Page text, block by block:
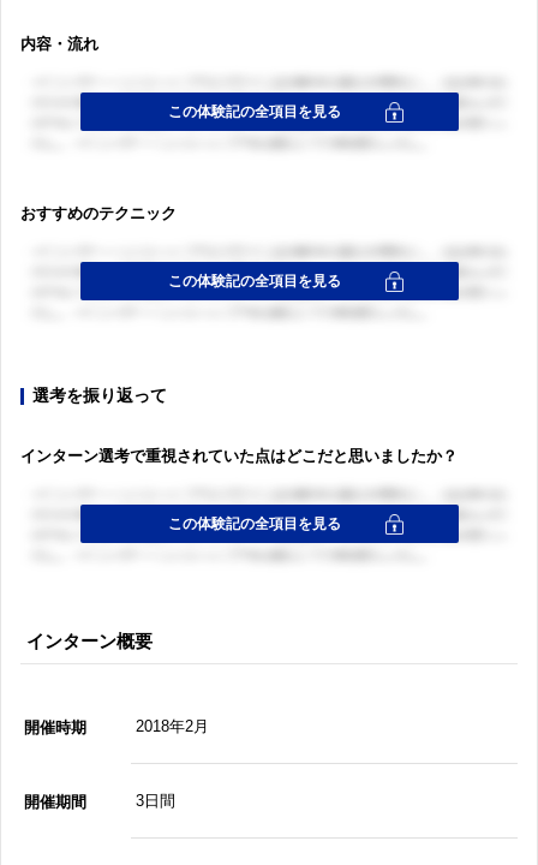
内容・流れ
おすすめのテクニック
選考を振り返って
インターン選考で重視されていた点はどこだと思いましたか？
インターン概要
開催時期 2018年2月
開催期間 3日間